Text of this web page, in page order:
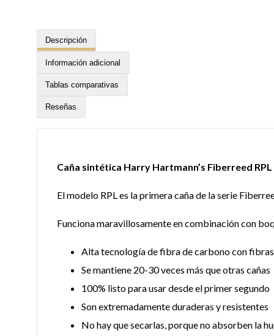
Descripción
Información adicional
Tablas comparativas
Reseñas
Caña sintética Harry Hartmann’s Fiberreed
El modelo RPL es la primera caña de la serie
Funciona maravillosamente en combinación con
Alta tecnología de fibra de carbono con fibras
Se mantiene 20-30 veces más que otras cañas
100% listo para usar desde el primer segundo
Son extremadamente duraderas y resistentes
No hay que secarlas, porque no absorben la